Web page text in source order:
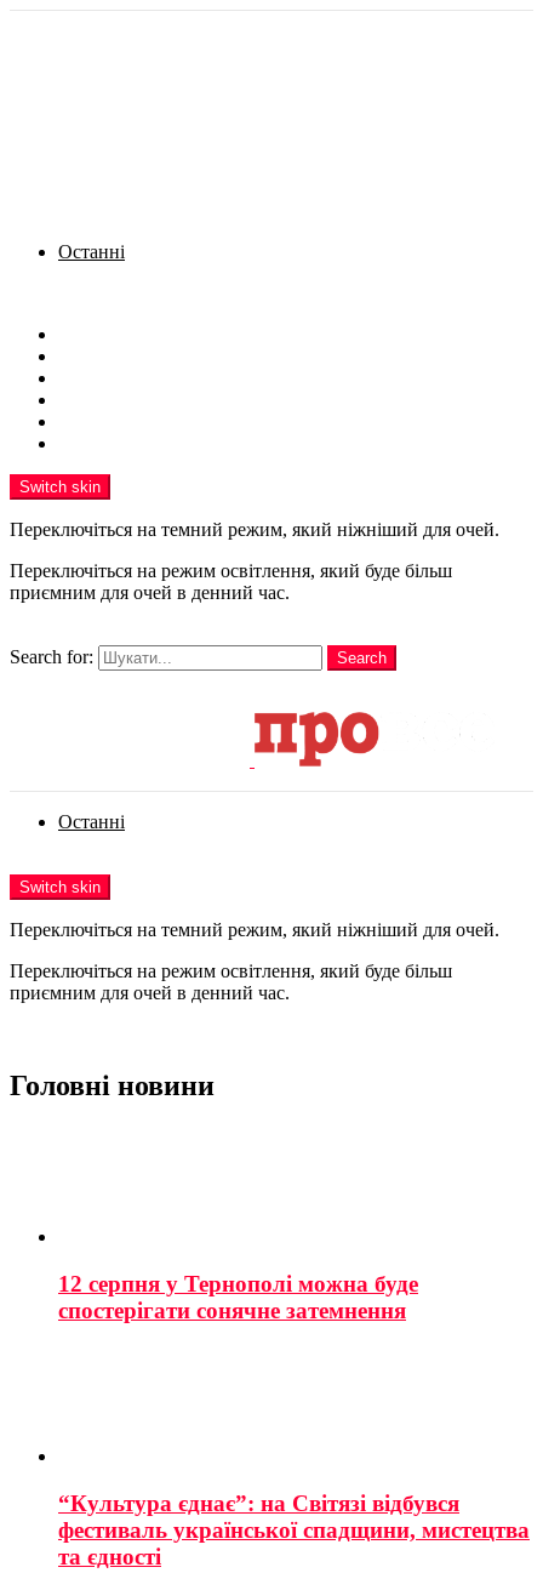
Останні
Switch skin
Переключіться на темний режим, який ніжніший для очей.
Переключіться на режим освітлення, який буде більш
приємним для очей в денний час.
Search for:
Search
Останні
Switch skin
Переключіться на темний режим, який ніжніший для очей.
Переключіться на режим освітлення, який буде більш
приємним для очей в денний час.
Головні новини
12 серпня у Тернополі можна буде
спостерігати сонячне затемнення
“Культура єднає”: на Світязі відбувся
фестиваль української спадщини, мистецтва
та єдності